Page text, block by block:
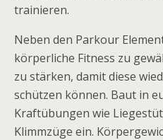
trainieren.
Neben den Parkour
körperliche Fitness zu
zu stärken, damit diese
schützen können. Baut in
Kraftübungen wie
Klimmzüge ein.